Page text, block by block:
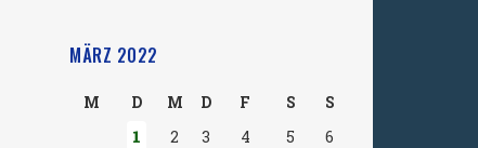
MÄRZ 2022
M D M D F S
S
1
2 3 4 5
6